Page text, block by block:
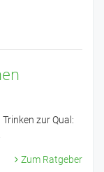
zur Qual:
Zum Ratgeber